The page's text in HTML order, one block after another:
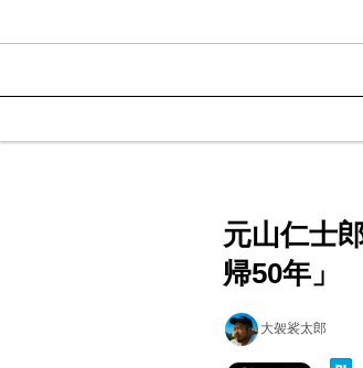
元山仁士
帰50年」
大袈裟太郎